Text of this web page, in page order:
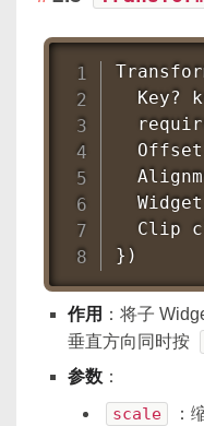
Key?
Clip
})
作用 ：将子
垂直方向同时按
参数 ：
scale ：